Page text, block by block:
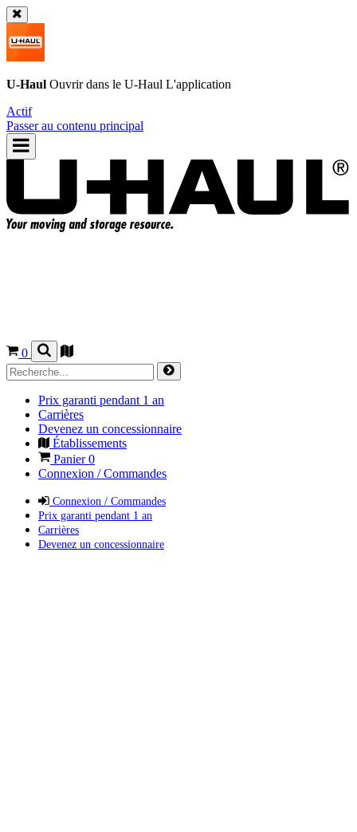
U-Haul Ouvrir dans le U-Haul L'application
Actif
Passer au contenu principal
0
Prix garanti pendant 1 an
Carrières
Devenez un concessionnaire
Établissements
Panier0
Connexion / Commandes
Connexion / Commandes
Prix garanti pendant 1 an
Carrières
Devenez un concessionnaire